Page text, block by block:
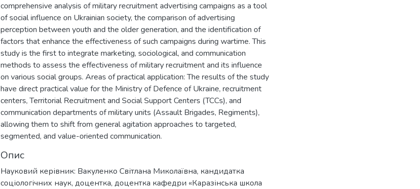
comprehensive analysis of military recruitment advertising campaigns as a tool
of social influence on Ukrainian society, the comparison of advertising
perception between youth and the older generation, and the identification of
factors that enhance the effectiveness of such campaigns during wartime. This
study is the first to integrate marketing, sociological, and communication
methods to assess the effectiveness of military recruitment and its influence
on various social groups. Areas of practical application: The results of the study
have direct practical value for the Ministry of Defence of Ukraine, recruitment
centers, Territorial Recruitment and Social Support Centers (TCCs), and
communication departments of military units (Assault Brigades, Regiments),
allowing them to shift from general agitation approaches to targeted,
segmented, and value-oriented communication.
Опис
Науковий керівник: Вакуленко Світлана Миколаївна, кандидатка
соціологічних наук, доцентка, доцентка кафедри «Каразінська школа